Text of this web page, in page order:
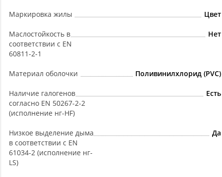
Маркировка жилы Цвет
Маслостойкость в
соответствии с EN
60811-2-1
Нет
Материал оболочки Поливинилхлорид (PVC)
Наличие галогенов
согласно EN 50267-2-2
(исполнение нг-HF)
Есть
Низкое выделение дыма
в соответствии с EN
61034-2 (исполнение нг-
LS)
Да